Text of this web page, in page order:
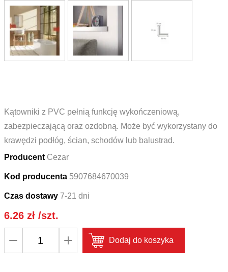
Kątowniki z PVC pełnią funkcję wykończeniową,
zabezpieczającą oraz ozdobną. Może być wykorzystany do
krawędzi podłóg, ścian, schodów lub balustrad.
Producent Cezar
Kod producenta 5907684670039
Czas dostawy 7-21 dni
6.26 zł/szt.
Dodaj do koszyka